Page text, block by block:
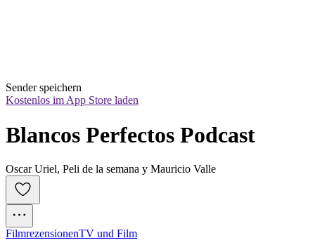
Sender speichern
Kostenlos im App Store laden
Blancos Perfectos Podcast
Oscar Uriel, Peli de la semana y Mauricio Valle
FilmrezensionenTV und Film